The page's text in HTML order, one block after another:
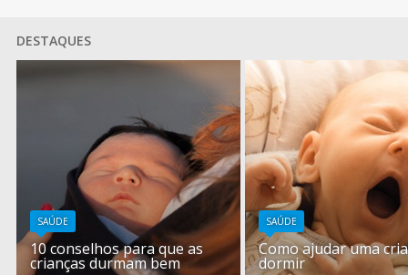
DESTAQUES
SAÚDE
10 conselhos para que as
crianças durmam bem
SAÚDE
Como ajudar uma
dormir